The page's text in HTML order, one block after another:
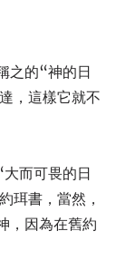
之的“神的日
，這樣它就不
而可畏的日
珥書，當然，
，因為在舊約